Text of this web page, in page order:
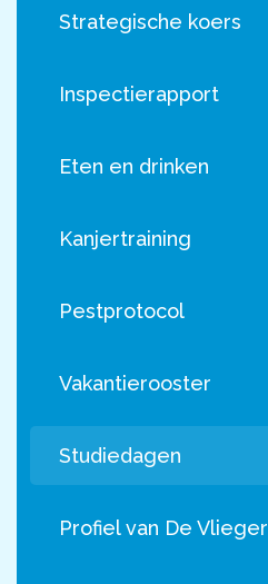
Strategische koers
Inspectierapport
Eten en drinken
Kanjertraining
Pestprotocol
Vakantierooster
Studiedagen
Profiel van De Vlieger